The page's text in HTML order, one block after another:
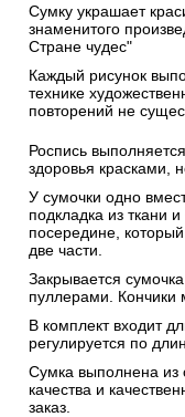
Сумку украшает
знаменитого
Стране чудес"
Каждый рисунок
технике
повторений не
Роспись
здоровья красками,
У сумочки одно
подкладка из ткани
посередине,
две части.
Закрывается
пуллерами. Кончики
В комплект входит
регулируется по
Сумка выполнена из
качества и
заказ.